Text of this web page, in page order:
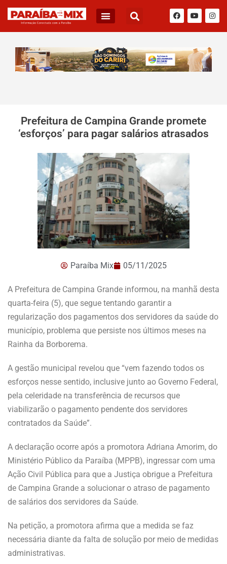
Prefeitura de Campina Grande promete
‘esforços’ para pagar salários atrasados
Paraíba Mix 05/11/2025
A Prefeitura de Campina Grande informou, na manhã desta
quarta-feira (5), que segue tentando garantir a
regularização dos pagamentos dos servidores da saúde do
município, problema que persiste nos últimos meses na
Rainha da Borborema.
A gestão municipal revelou que “vem fazendo todos os
esforços nesse sentido, inclusive junto ao Governo Federal,
pela celeridade na transferência de recursos que
viabilizarão o pagamento pendente dos servidores
contratados da Saúde”.
A declaração ocorre após a promotora Adriana Amorim, do
Ministério Público da Paraíba (MPPB), ingressar com uma
Ação Civil Pública para que a Justiça obrigue a Prefeitura
de Campina Grande a solucionar o atraso de pagamento
de salários dos servidores da Saúde.
Na petição, a promotora afirma que a medida se faz
necessária diante da falta de solução por meio de medidas
administrativas.